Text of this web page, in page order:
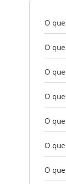
O
O
O
O
O
O
O